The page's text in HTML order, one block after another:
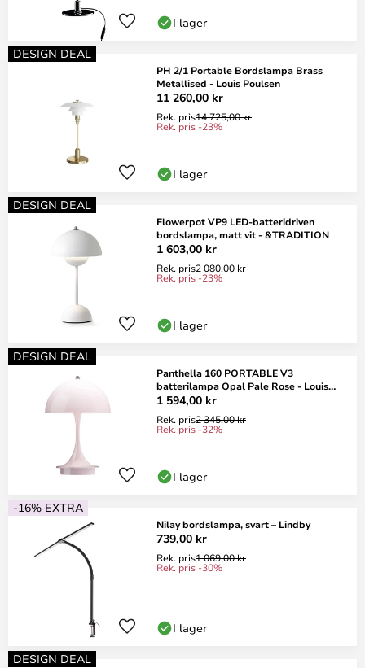
I lager
DESIGN DEAL
PH 2/1 Portable Bordslampa Brass
Metallised - Louis Poulsen
11 260,00 kr
Rek. pris14 725,00 kr
Rek. pris -23%
I lager
DESIGN DEAL
Flowerpot VP9 LED-batteridriven
bordslampa, matt vit - &TRADITION
1 603,00 kr
Rek. pris2 080,00 kr
Rek. pris -23%
I lager
DESIGN DEAL
Panthella 160 PORTABLE V3
batterilampa Opal Pale Rose - Louis
Poulsen
1 594,00 kr
Rek. pris2 345,00 kr
Rek. pris -32%
I lager
-16% EXTRA
Nilay bordslampa, svart – Lindby
739,00 kr
Rek. pris1 069,00 kr
Rek. pris -30%
I lager
DESIGN DEAL